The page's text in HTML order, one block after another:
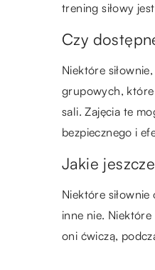
trening siłowy
Czy
Niektóre
grupowych,
sali. Zajęcia te
bezpiecznego i
Jakie
Niektóre
inne nie.
oni ćwiczą,